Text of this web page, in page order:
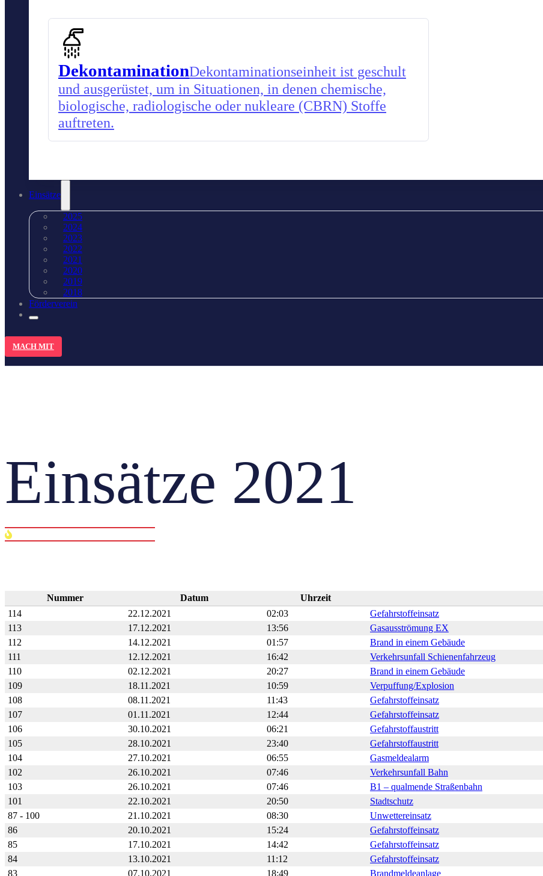
DekontaminationDekontaminationseinheit ist geschult
und ausgerüstet, um in Situationen, in denen chemische,
biologische, radiologische oder nukleare (CBRN) Stoffe
auftreten.
Einsätze
2025
2024
2023
2022
2021
2020
2019
2018
Förderverein
MACH MIT
Einsätze 2021
Nummer Datum Uhrzeit
114
22.12.2021 02:03
Gefahrstoffeinsatz
113
17.12.2021 13:56
Gasausströmung EX
112
14.12.2021 01:57
Brand in einem Gebäude
111
12.12.2021 16:42
Verkehrsunfall Schienenfahrzeug
110
02.12.2021 20:27
Brand in einem Gebäude
109
18.11.2021 10:59
Verpuffung/Explosion
108
08.11.2021 11:43
Gefahrstoffeinsatz
107
01.11.2021 12:44
Gefahrstoffeinsatz
106
30.10.2021 06:21
Gefahrstoffaustritt
105
28.10.2021 23:40
Gefahrstoffaustritt
104
27.10.2021 06:55
Gasmeldealarm
102
26.10.2021 07:46
Verkehrsunfall Bahn
103
26.10.2021 07:46
B1 – qualmende Straßenbahn
101
22.10.2021 20:50
Stadtschutz
87 - 100
21.10.2021 08:30
Unwettereinsatz
86
20.10.2021 15:24
Gefahrstoffeinsatz
85
17.10.2021 14:42
Gefahrstoffeinsatz
84
13.10.2021 11:12
Gefahrstoffeinsatz
83
07.10.2021 18:49 Brandmeldeanlage